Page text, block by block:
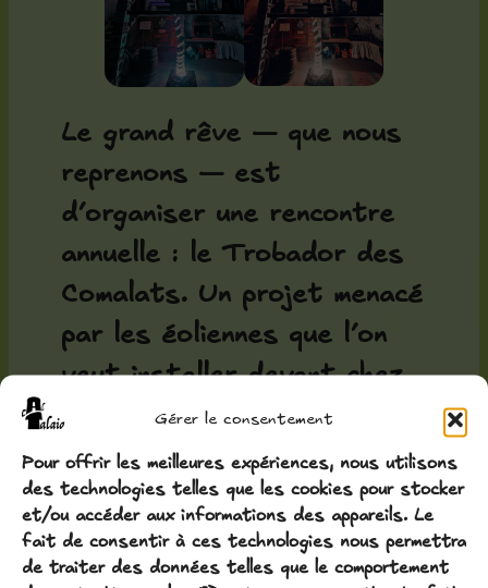
Gérer le consentement
Pour offrir les meilleures expériences, nous utilisons
des technologies telles que les cookies pour stocker
et/ou accéder aux informations des appareils. Le
fait de consentir à ces technologies nous permettra
de traiter des données telles que le comportement
Le grand rêve — que nous
reprenons — est
d’organiser une rencontre
annuelle : le Trobador des
Comalats. Un projet menacé
par les éoliennes que l’on
veut installer devant chez
nous, mais nous nous
battons… et nous
gagnerons. Et nous le
ferons… même si c’est un
peu plus tard que prévu.